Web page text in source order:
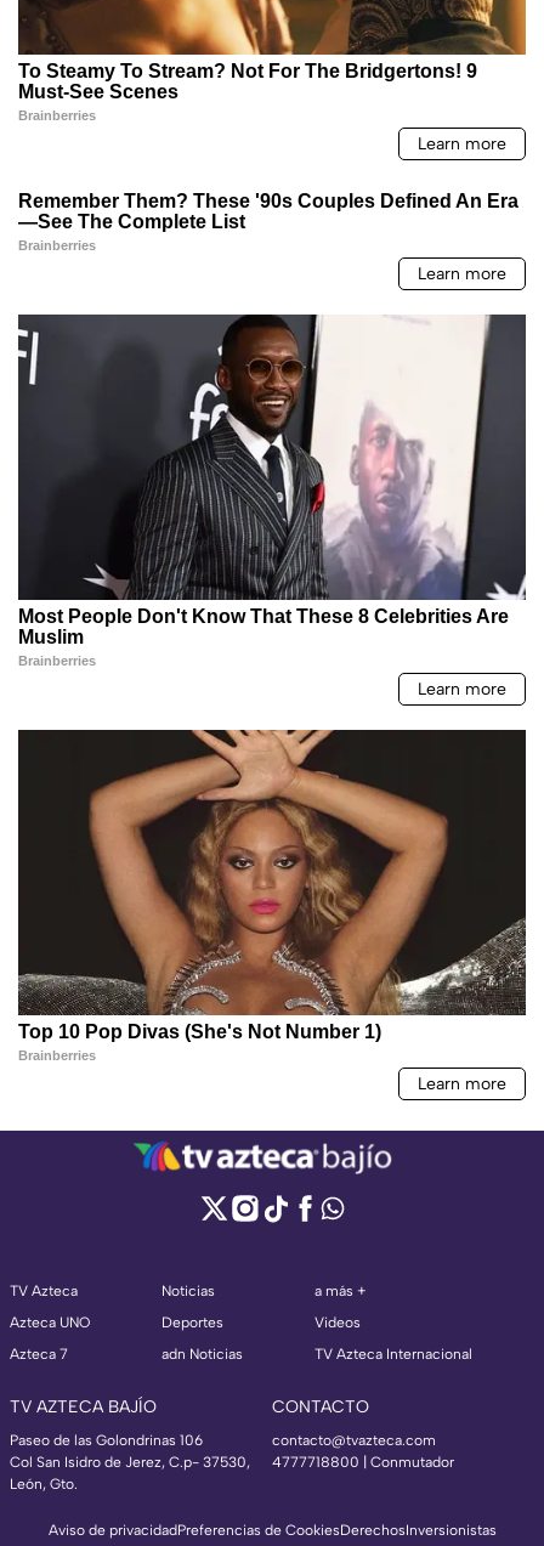
TV Azteca
Azteca UNO
Azteca 7
Noticias
Deportes
adn Noticias
a más +
Videos
TV Azteca Internacional
TV AZTECA BAJÍO
Paseo de las Golondrinas 106
Col San Isidro de Jerez, C.p- 37530,
León, Gto.
CONTACTO
contacto@tvazteca.com
4777718800 | Conmutador
Aviso de privacidadPreferencias de CookiesDerechosInversionistas